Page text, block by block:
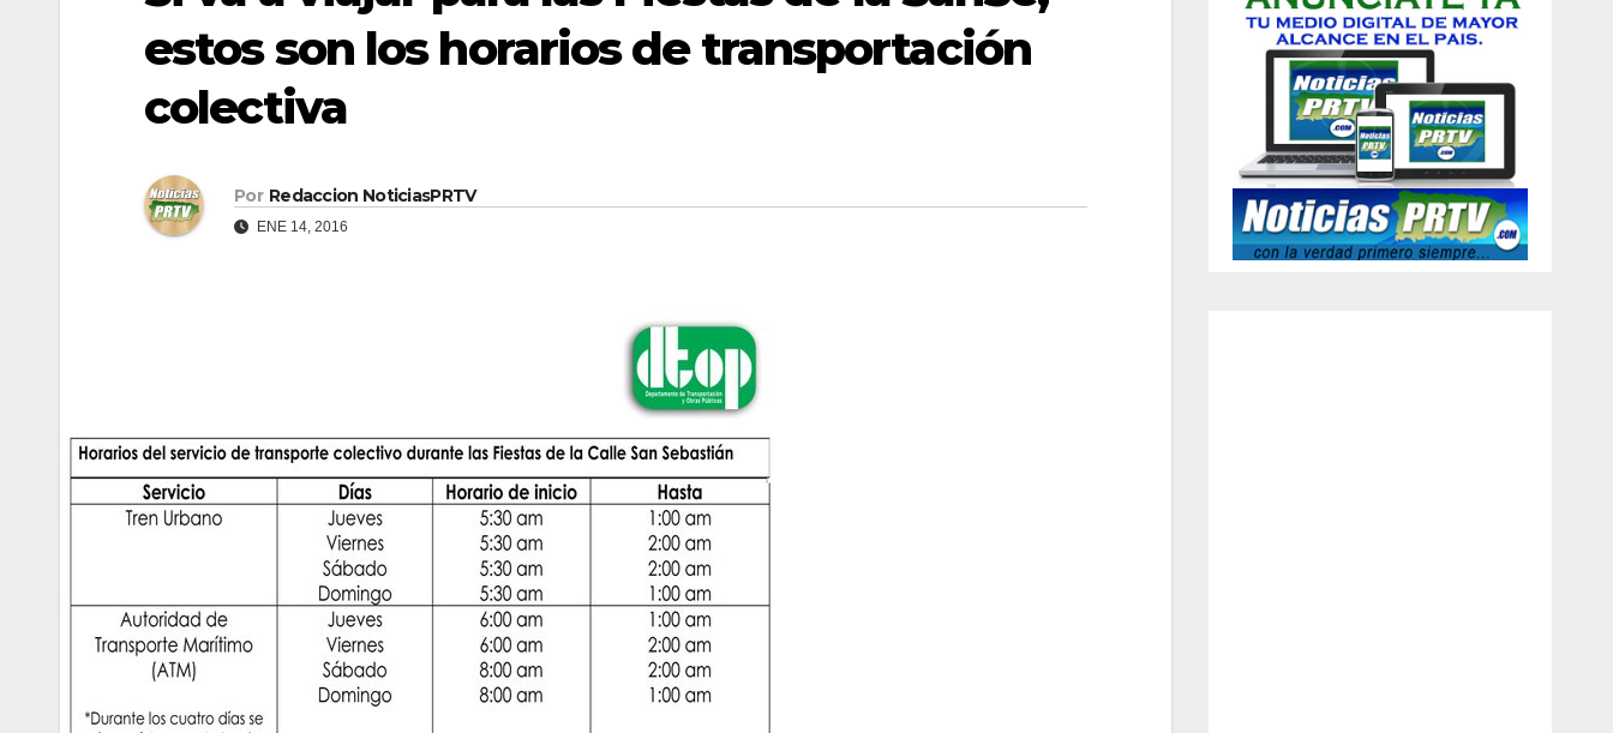
estos son los horarios de transportación
colectiva
Por Redaccion NoticiasPRTV
ENE 14, 2016